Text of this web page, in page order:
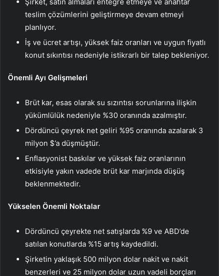
teslim çözümlerini geliştirmeye devam etmeyi
planlıyor.
İş ve ücret artışı, yüksek faiz oranları ve uygun fiyatlı
konut sıkıntısı nedeniyle istikrarlı bir talep bekleniyor.
Önemli Ayı Gelişmeleri
Brüt kar, esas olarak su sızıntısı sorunlarına ilişkin
yükümlülük nedeniyle %30 oranında azalmıştır.
Dördüncü çeyrek net geliri %95 oranında azalarak 3
milyon $’a düşmüştür.
Enflasyonist baskılar ve yüksek faiz oranlarının
etkisiyle yakın vadede brüt kar marjında düşüş
beklenmektedir.
Yükselen Önemli Noktalar
Dördüncü çeyrekte net satışlarda %9 ve ABD’de
satılan konutlarda %15 artış kaydedildi.
Şirketin yaklaşık 500 milyon dolar nakit ve nakit
benzerleri ve 25 milyon dolar uzun vadeli borçları